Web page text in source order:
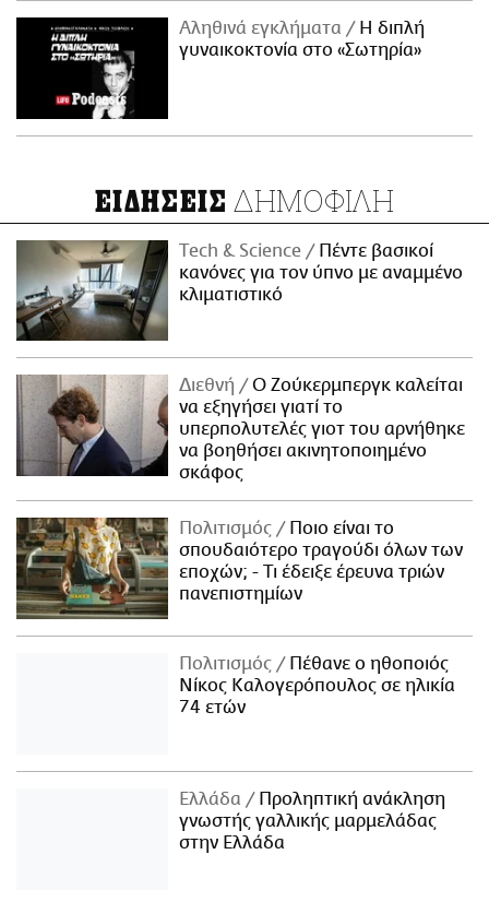
Αληθινά εγκλήματα
Η διπλή
γυναικοκτονία στο «Σωτηρία»
ΕΙΔΗΣΕΙΣ ΔΗΜΟΦΙΛΗ
Τech & Science
Πέντε βασικοί
κανόνες για τον ύπνο με αναμμένο
κλιματιστικό
Διεθνή
Ο Ζούκερμπεργκ καλείται
να εξηγήσει γιατί το
υπερπολυτελές γιοτ του αρνήθηκε
να βοηθήσει ακινητοποιημένο
σκάφος
Πολιτισμός
Ποιο είναι το
σπουδαιότερο τραγούδι όλων των
εποχών; - Τι έδειξε έρευνα τριών
πανεπιστημίων
Πολιτισμός
Πέθανε ο ηθοποιός
Νίκος Καλογερόπουλος σε ηλικία
74 ετών
Ελλάδα
Προληπτική ανάκληση
γνωστής γαλλικής μαρμελάδας
στην Ελλάδα